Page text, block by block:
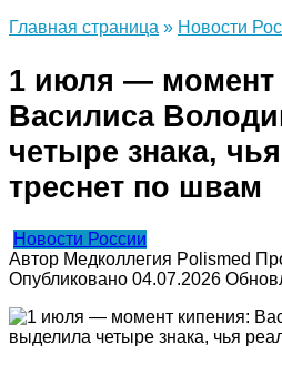
Главная страница » Новости
1 июля — момент
Василиса
четыре знака,
треснет по швам
Новости России
Автор Медколлегия Polismed
Опубликовано 04.07.2026